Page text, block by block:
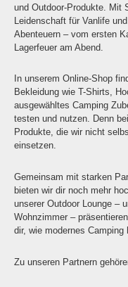
und Outdoor-Produkte. Mit
Leidenschaft für Vanlife
Abenteuern – vom ersten
Lagerfeuer am Abend.
In unserem Online-Shop
Bekleidung wie T-Shirts,
ausgewähltes Camping
testen und nutzen. Denn
Produkte, die wir nicht
einsetzen.
Gemeinsam mit starken
bieten wir dir noch mehr
unserer Outdoor Lounge –
Wohnzimmer –
dir, wie modernes Camping
Zu unseren Partnern